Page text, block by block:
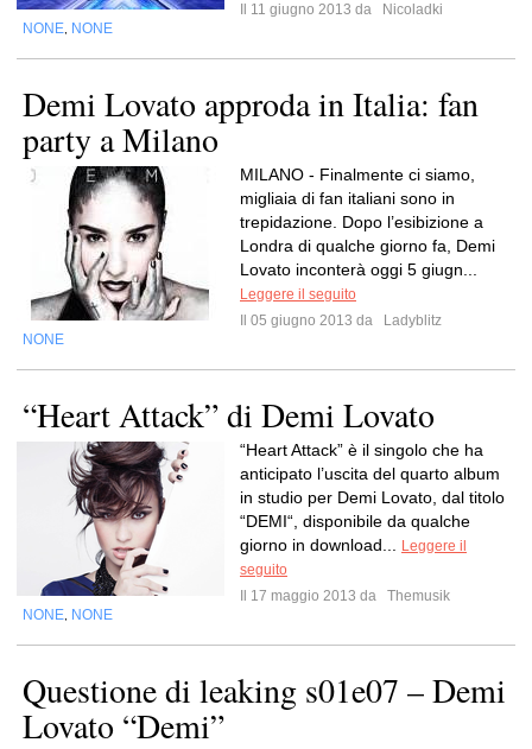
Il 11 giugno 2013 da
Nicoladki
NONE NONE
Demi Lovato approda in Italia: fan
party a Milano
MILANO - Finalmente ci siamo,
migliaia di fan italiani sono in
trepidazione. Dopo l’esibizione a
Londra di qualche giorno fa, Demi
Lovato inconterà oggi 5 giugn...
Leggere il seguito
Il 05 giugno 2013 da
Ladyblitz
NONE
“Heart Attack” di Demi Lovato
“Heart Attack” è il singolo che ha
anticipato l’uscita del quarto album
in studio per Demi Lovato, dal titolo
“DEMI“, disponibile da qualche
giorno in download...
Leggere il
seguito
Il 17 maggio 2013 da
Themusik
NONE NONE
Questione di leaking s01e07 – Demi
Lovato “Demi”